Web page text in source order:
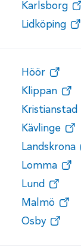
Karlsborg
Lidköping
Höör
Klippan
Kristianstad
Kävlinge
Landskrona
Lomma
Lund
Malmö
Osby